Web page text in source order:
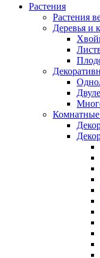
Растения
Растения
Деревья и
Комнатные